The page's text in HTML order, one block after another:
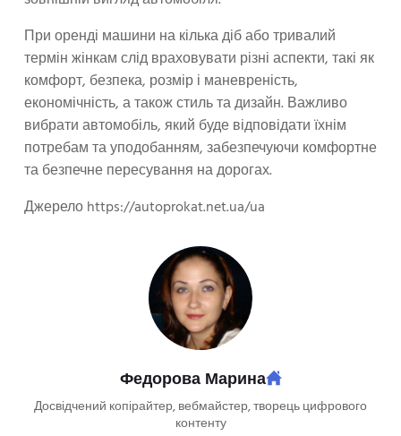
При оренді машини на кілька діб або тривалий
термін жінкам слід враховувати різні аспекти, такі як
комфорт, безпека, розмір і маневреність,
економічність, а також стиль та дизайн. Важливо
вибрати автомобіль, який буде відповідати їхнім
потребам та уподобанням, забезпечуючи комфортне
та безпечне пересування на дорогах.
Джерело https://autoprokat.net.ua/ua
Федорова Марина
Досвідчений копірайтер, вебмайстер, творець цифрового
контенту